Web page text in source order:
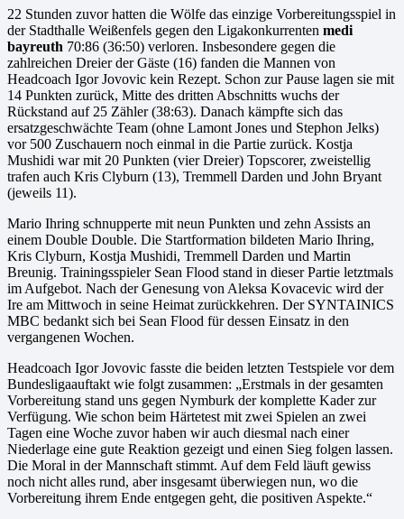
22 Stunden zuvor hatten die Wölfe das einzige Vorbereitungsspiel in
der Stadthalle Weißenfels gegen den Ligakonkurrenten medi
bayreuth 70:86 (36:50) verloren. Insbesondere gegen die
zahlreichen Dreier der Gäste (16) fanden die Mannen von
Headcoach Igor Jovovic kein Rezept. Schon zur Pause lagen sie mit
14 Punkten zurück, Mitte des dritten Abschnitts wuchs der
Rückstand auf 25 Zähler (38:63). Danach kämpfte sich das
ersatzgeschwächte Team (ohne Lamont Jones und Stephon Jelks)
vor 500 Zuschauern noch einmal in die Partie zurück. Kostja
Mushidi war mit 20 Punkten (vier Dreier) Topscorer, zweistellig
trafen auch Kris Clyburn (13), Tremmell Darden und John Bryant
(jeweils 11).
Mario Ihring schnupperte mit neun Punkten und zehn Assists an
einem Double Double. Die Startformation bildeten Mario Ihring,
Kris Clyburn, Kostja Mushidi, Tremmell Darden und Martin
Breunig. Trainingsspieler Sean Flood stand in dieser Partie letztmals
im Aufgebot. Nach der Genesung von Aleksa Kovacevic wird der
Ire am Mittwoch in seine Heimat zurückkehren. Der SYNTAINICS
MBC bedankt sich bei Sean Flood für dessen Einsatz in den
vergangenen Wochen.
Headcoach Igor Jovovic fasste die beiden letzten Testspiele vor dem
Bundesligaauftakt wie folgt zusammen: „Erstmals in der gesamten
Vorbereitung stand uns gegen Nymburk der komplette Kader zur
Verfügung. Wie schon beim Härtetest mit zwei Spielen an zwei
Tagen eine Woche zuvor haben wir auch diesmal nach einer
Niederlage eine gute Reaktion gezeigt und einen Sieg folgen lassen.
Die Moral in der Mannschaft stimmt. Auf dem Feld läuft gewiss
noch nicht alles rund, aber insgesamt überwiegen nun, wo die
Vorbereitung ihrem Ende entgegen geht, die positiven Aspekte.“